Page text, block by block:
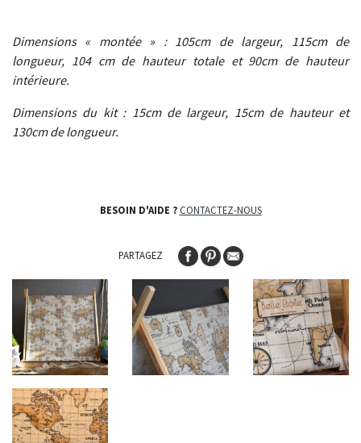
Dimensions « montée » : 105cm de largeur, 115cm de
longueur, 104 cm de hauteur totale et 90cm de hauteur
intérieure.
Dimensions du kit : 15cm de largeur, 15cm de hauteur et
130cm de longueur.
BESOIN D'AIDE ? CONTACTEZ-NOUS
PARTAGEZ